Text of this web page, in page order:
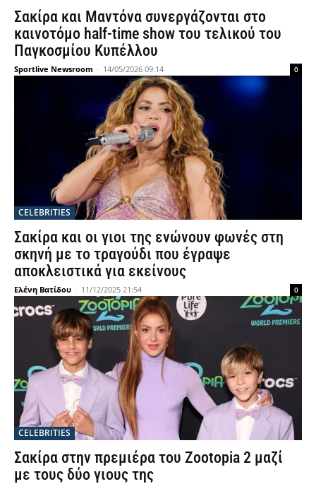
Σακίρα και Μαντόνα συνεργάζονται στο
καινοτόμο half-time show του τελικού του
Παγκοσμίου Κυπέλλου
Sportlive Newsroom - 14/05/2026 09:14 0
CELEBRITIES
Σακίρα και οι γιοι της ενώνουν φωνές στη
σκηνή με το τραγούδι που έγραψε
αποκλειστικά για εκείνους
Ελένη Βατίδου - 11/12/2025 21:54 0
CELEBRITIES
Σακίρα στην πρεμιέρα του Zootopia 2 μαζί
με τους δύο γιους της